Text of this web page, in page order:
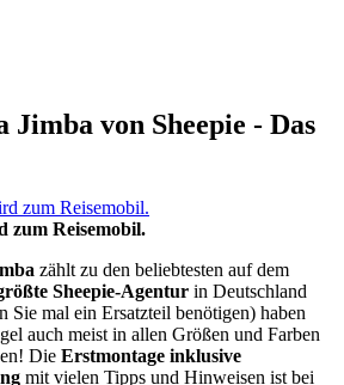
Jimba von Sheepie - Das
zum Reisemobil.
zählt zu den beliebtesten auf dem
Sheepie-Agentur in Deutschland
Sie mal ein Ersatzteil benötigen) haben
auch meist in allen Größen und Farben
Die Erstmontage inklusive
mit vielen Tipps und Hinweisen ist bei